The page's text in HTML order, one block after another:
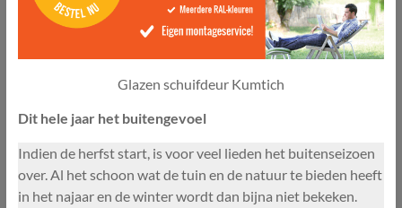
Glazen schuifdeur Kumtich
Dit hele jaar het buitengevoel
Indien de herfst start, is voor veel lieden het buitenseizoen
over. Al het schoon wat de tuin en de natuur te bieden heeft
in het najaar en de winter wordt dan bijna niet bekeken.